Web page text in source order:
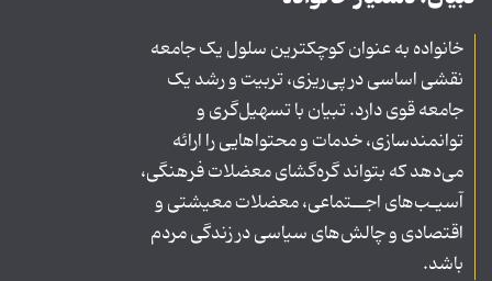
خانواده به عنوان کوچکترین سلول یک جامعه
نقشی اساسی در پی‌ریزی، تربیت و رشد یک
جامعه قوی دارد. تبیان با تسهیل‌گری و
توانمندسازی، خدمات و محتواهایی را ارائه
می‌دهد که بتواند گره‌گشای معضلات فرهنگی،
آسیـب‌های اجــتماعی، معضلات معیشتی و
اقتصادی و چالش‌های سیاسی در زندگی مردم
باشد.